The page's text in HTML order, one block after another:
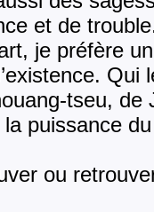
et de
je préfère
tseu,
puissance
ou